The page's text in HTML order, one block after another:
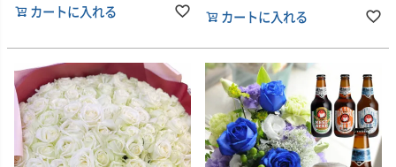
カートに入れる カートに入れる